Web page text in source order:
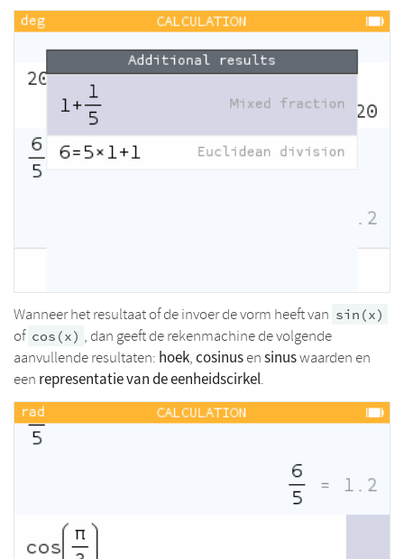
Wanneer het resultaat of de invoer de vorm heeft van sin(x)
of cos(x) , dan geeft de rekenmachine de volgende
aanvullende resultaten: hoek,cosinusensinuswaarden en
een representatie van de eenheidscirkel.